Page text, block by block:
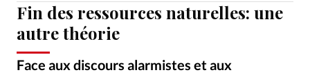
Tous les articles
Faire un don
Emploi
Fin des ressources naturelles: une
autre théorie
Face aux discours alarmistes et aux